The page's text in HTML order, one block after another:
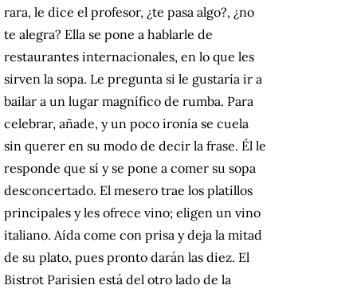
rara, le dice el profesor, ¿te pasa algo?, ¿no
te alegra? Ella se pone a hablarle de
restaurantes internacionales, en lo que les
sirven la sopa. Le pregunta si le gustaría ir a
bailar a un lugar magnífico de rumba. Para
celebrar, añade, y un poco ironía se cuela
sin querer en su modo de decir la frase. Él le
responde que sí y se pone a comer su sopa
desconcertado. El mesero trae los platillos
principales y les ofrece vino; eligen un vino
italiano. Aída come con prisa y deja la mitad
de su plato, pues pronto darán las diez. El
Bistrot Parisien está del otro lado de la